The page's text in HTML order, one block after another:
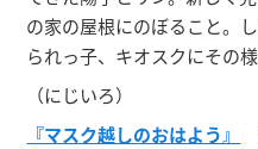
の家の屋根にのぼること。
られっ子、キオスクにその
（にじいろ）
『マスク越しのおはよう』